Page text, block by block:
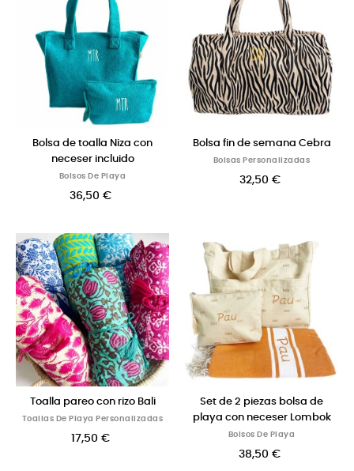
Bolsa de toalla Niza con
neceser incluido
Bolsos De Playa
36,50 €
Bolsa fin de semana Cebra
Bolsas Personalizadas
32,50 €
Toalla pareo con rizo Bali
Toallas De Playa Personalizadas
17,50 €
Set de 2 piezas bolsa de
playa con neceser Lombok
Bolsos De Playa
38,50 €